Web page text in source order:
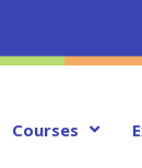
Courses